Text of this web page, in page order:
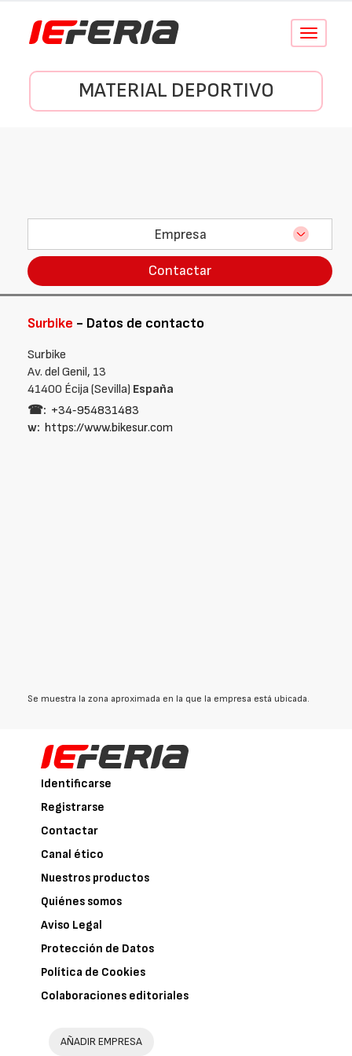
Conmutar
MATERIAL DEPORTIVO
Empresa
Contactar
Surbike - Datos de contacto
Surbike
Av. del Genil, 13
41400 Écija (Sevilla) España
☎: +34‑954831483
w: https://www.bikesur.com
Se muestra la zona aproximada en la que la empresa está ubicada.
Identificarse
Registrarse
Contactar
Canal ético
Nuestros productos
Quiénes somos
Aviso Legal
Protección de Datos
Política de Cookies
Colaboraciones editoriales
AÑADIR EMPRESA